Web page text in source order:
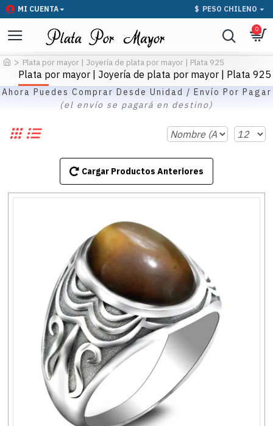
MI CUENTA $ PESO CHILENO
0
Plata por mayor | Joyería de plata por mayor | Plata 925
Plata por mayor | Joyería de plata por mayor | Plata 925
Ahora Puedes Comprar Desde Unidad / Envío Por Pagar
(el envío se pagará en destino)
Cargar Productos Anteriores